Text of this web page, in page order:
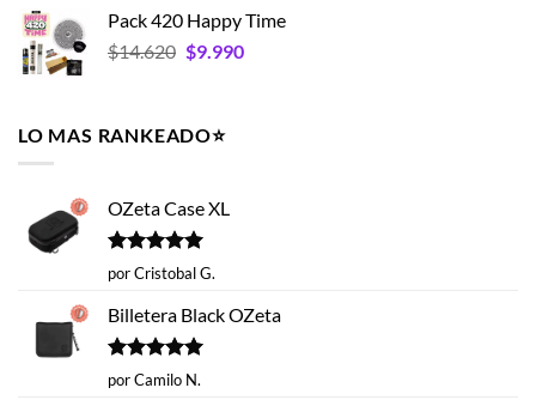
$19.593
de 5
original
era:
actual
Pack 420 Happy Time
$14.620 El
era:
$14.620.
$9.990El
LO MAS RANKEADO⭐️
OZeta Case XL
Valorado
con
por Cristobal G.
Billetera Black OZeta
Valorado
con
por Camilo N.